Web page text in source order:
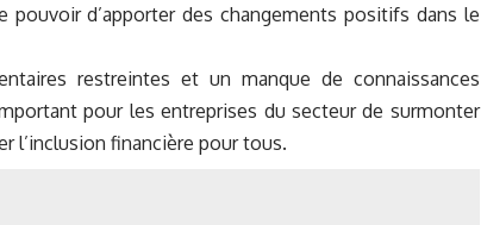
d’apporter des changements positifs dans le
restreintes et un manque de connaissances
pour les entreprises du secteur de surmonter
l’inclusion financière pour tous.